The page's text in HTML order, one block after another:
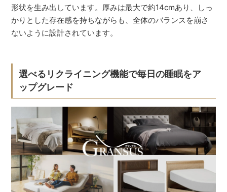
形状を生み出しています。厚みは最大で約14cmあり、しっ
かりとした存在感を持ちながらも、全体のバランスを崩さ
ないように設計されています。
選べるリクライニング機能で毎日の睡眠をア
ップグレード